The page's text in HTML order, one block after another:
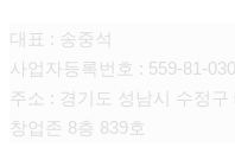
대표 : 송중석
사업자등록번호 : 559-81-
주소 : 경기도 성남시 수정
창업존 8층 839호